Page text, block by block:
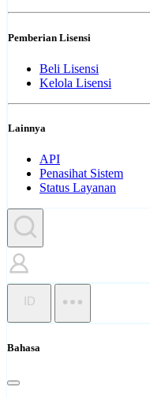
Pemberian Lisensi
Beli Lisensi
Kelola Lisensi
Lainnya
API
Penasihat Sistem
Status Layanan
ID
Bahasa